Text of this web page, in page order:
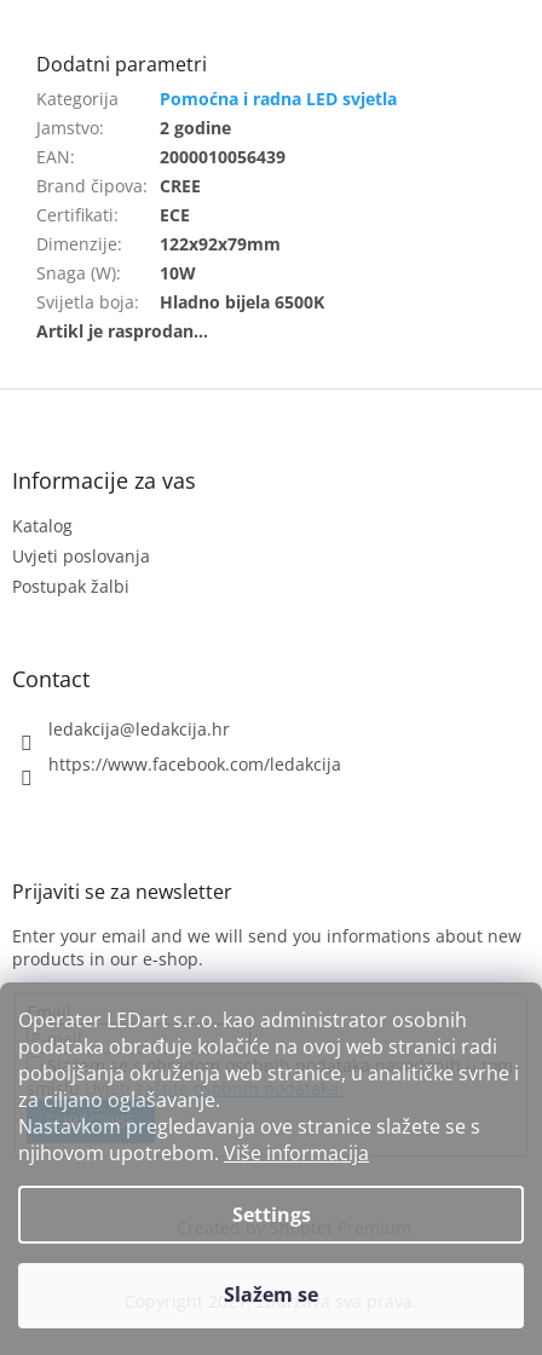
Operater LEDart s.r.o. kao administrator osobnih
podataka obrađuje kolačiće na ovoj web stranici radi
poboljšanja okruženja web stranice, u analitičke svrhe i
za ciljano oglašavanje.
Nastavkom pregledavanja ove stranice slažete se s
njihovom upotrebom. Više informacija
Settings
Pomoćna i radna LED svjetla
Jamstvo:
2 godine
EAN:
2000010056439
Brand čipova: CREE
Certifikati:
ECE
Dimenzije:
122x92x79mm
Snaga (W):
10W
Svijetla boja: Hladno bijela 6500K
F
Informacije za vas
Katalog
Uvjeti poslovanja
Postupak žalbi
Contact
ledakcija@ledakcija.hr
https://www.facebook.com/ledakcija
Enter your email and we will send you informations about new
products in our e-shop.
Email
Slažem se s obradom osobnih podataka navedenih u tom
smisluUvjeti zaštite osobnih podataka.
SUBSCRIBE
Created by Shoptet Premium